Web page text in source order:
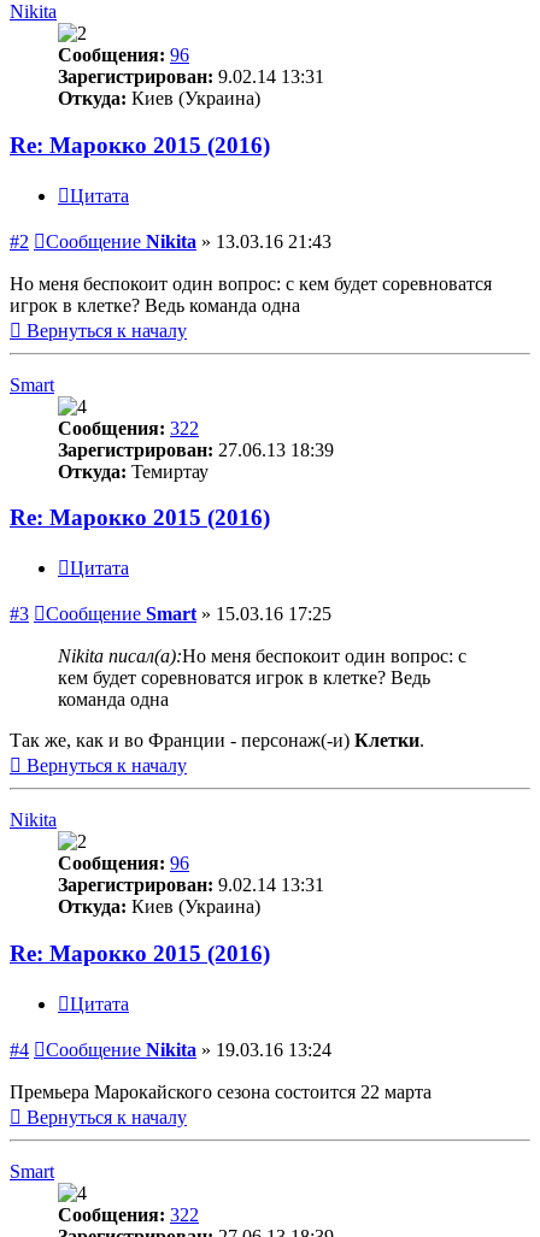
Nikita
Сообщения: 96
Зарегистрирован: 9.02.14 13:31
Откуда: Киев (Украина)
Re: Марокко 2015 (2016)
Цитата
#2 Сообщение Nikita » 13.03.16 21:43
Но меня беспокоит один вопрос: с кем будет соревноватся
игрок в клетке? Ведь команда одна
Вернуться к началу
Smart
Сообщения: 322
Зарегистрирован: 27.06.13 18:39
Откуда: Темиртау
Re: Марокко 2015 (2016)
Цитата
#3 Сообщение Smart » 15.03.16 17:25
Nikita писал(а):Но меня беспокоит один вопрос: с
кем будет соревноватся игрок в клетке? Ведь
команда одна
Так же, как и во Франции - персонаж(-и) Клетки.
Вернуться к началу
Nikita
Сообщения: 96
Зарегистрирован: 9.02.14 13:31
Откуда: Киев (Украина)
Re: Марокко 2015 (2016)
Цитата
#4 Сообщение Nikita » 19.03.16 13:24
Премьера Марокайского сезона состоится 22 марта
Вернуться к началу
Smart
Сообщения: 322